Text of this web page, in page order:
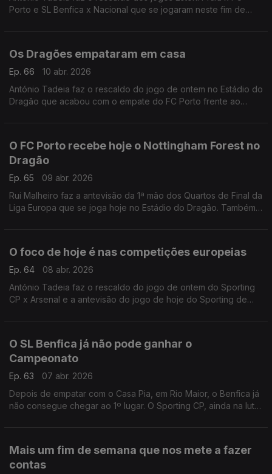
Porto e SL Benfica x Nacional que se jogaram neste fim de
Os Dragões empataram em casa
Ep. 66
10 abr. 2026
António Tadeia faz o rescaldo do jogo de ontem no Estádio do
Dragão que acabou com o empate do FC Porto frente ao
O FC Porto recebe hoje o Nottingham Forest no
Dragão
Ep. 65
09 abr. 2026
Rui Malheiro faz a antevisão da 1ª mão dos Quartos de Final da
Liga Europa que se joga hoje no Estádio do Dragão. Também
O foco de hoje é nas competições europeias
Ep. 64
08 abr. 2026
António Tadeia faz o rescaldo do jogo de ontem do Sporting
CP x Arsenal e a antevisão do jogo de hoje do Sporting de
O SL Benfica já não pode ganhar o
Campeonato
Ep. 63
07 abr. 2026
Depois de empatar com o Casa Pia, em Rio Maior, o Benfica já
não consegue chegar ao 1º lugar. O Sporting CP, ainda na luta
Mais um fim de semana que nos mete a fazer
contas